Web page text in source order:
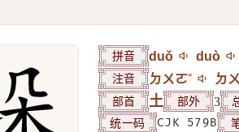
拼音 duǒ duò
注音 ㄉㄨㄛˇ ㄉ
部首 土 部外 3
统一码 CJK 579B